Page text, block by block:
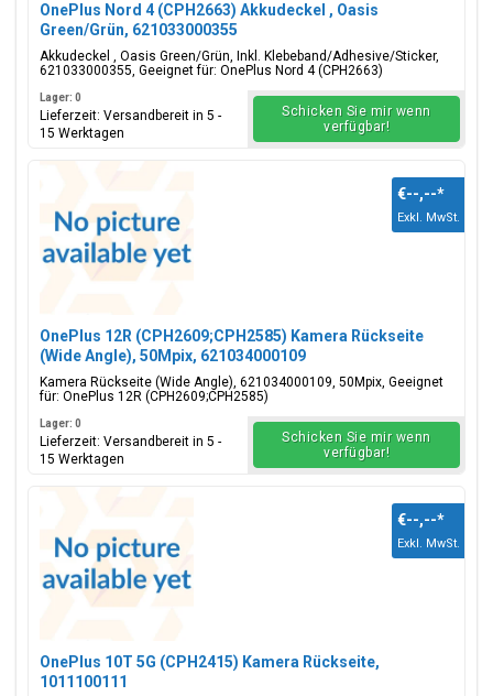
OnePlus Nord 4 (CPH2663) Akkudeckel , Oasis
Green/Grün, 621033000355
Akkudeckel , Oasis Green/Grün, Inkl. Klebeband/Adhesive/Sticker,
621033000355, Geeignet für: OnePlus Nord 4 (CPH2663)
Lager: 0
Lieferzeit: Versandbereit in 5 -
15 Werktagen
Schicken Sie mir wenn
verfügbar!
OnePlus 12R (CPH2609;CPH2585) Kamera Rückseite
(Wide Angle), 50Mpix, 621034000109
Kamera Rückseite (Wide Angle), 621034000109, 50Mpix, Geeignet
für: OnePlus 12R (CPH2609;CPH2585)
€--,--*
Exkl. MwSt.
Lager: 0
Lieferzeit: Versandbereit in 5 -
15 Werktagen
Schicken Sie mir wenn
verfügbar!
OnePlus 10T 5G (CPH2415) Kamera Rückseite,
1011100111
€--,--*
Exkl. MwSt.